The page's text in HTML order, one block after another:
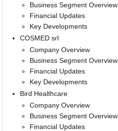
Business Segment Overview
Financial Updates
Key Developments
COSMED srl
Company Overview
Business Segment Overview
Financial Updates
Key Developments
Bird Healthcare
Company Overview
Business Segment Overview
Financial Updates